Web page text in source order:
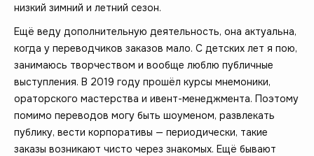
низкий зимний и летний сезон.
Ещё веду дополнительную деятельность, она актуальна,
когда у переводчиков заказов мало. С детских лет я пою,
занимаюсь творчеством и вообще люблю публичные
выступления. В 2019 году прошёл курсы мнемоники,
ораторского мастерства и ивент-менеджмента. Поэтому
помимо переводов могу быть шоуменом, развлекать
публику, вести корпоративы — периодически, такие
заказы возникают чисто через знакомых. Ещё бывают